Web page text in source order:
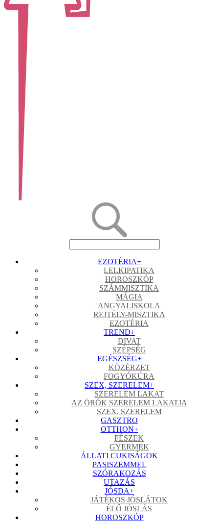
EZOTÉRIA+
LELKIPATIKA
HOROSZKÓP
SZÁMMISZTIKA
MÁGIA
ANGYALISKOLA
REJTÉLY-MISZTIKA
EZOTÉRIA
TREND+
DIVAT
SZÉPSÉG
EGÉSZSÉG+
KÖZÉRZET
FOGYÓKÚRA
SZEX, SZERELEM+
SZERELEM LAKAT
AZ ÖRÖK SZERELEM LAKATJA
SZEX, SZERELEM
GASZTRO
OTTHON+
FÉSZEK
GYERMEK
ÁLLATI CUKISÁGOK
PASISZEMMEL
SZÓRAKOZÁS
UTAZÁS
JÓSDA+
JÁTÉKOS JÓSLÁTOK
ÉLŐ JÓSLÁS
HOROSZKÓP